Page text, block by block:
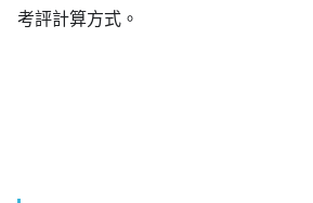
考評計算方式。